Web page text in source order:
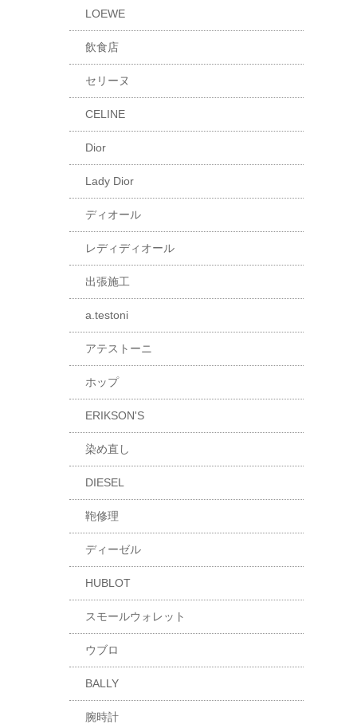
LOEWE
飲食店
セリーヌ
CELINE
Dior
Lady Dior
ディオール
レディディオール
出張施工
a.testoni
アテストーニ
ホップ
ERIKSON'S
染め直し
DIESEL
鞄修理
ディーゼル
HUBLOT
スモールウォレット
ウブロ
BALLY
腕時計